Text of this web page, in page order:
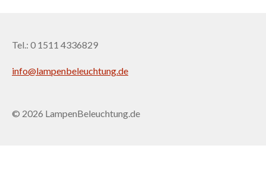
Tel.: 0 1511 4336829
info@lampenbeleuchtung.de
© 2026 LampenBeleuchtung.de